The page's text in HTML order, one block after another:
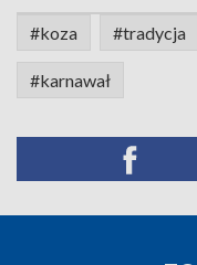
#koza #tradycja
#karnawał